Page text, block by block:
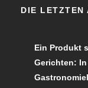
DIE LETZTEN
Ein Produkt
Gerichten: